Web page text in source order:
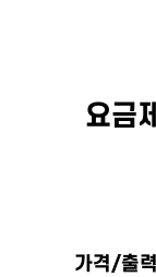
요금
가격/출